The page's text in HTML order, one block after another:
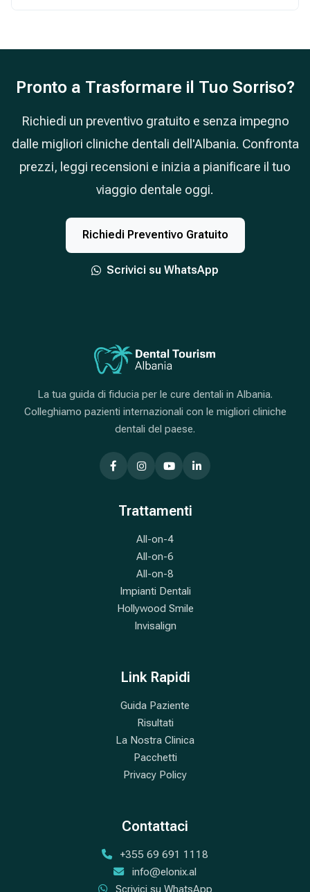
Pronto a Trasformare il Tuo Sorriso?
Richiedi un preventivo gratuito e senza impegno
dalle migliori cliniche dentali dell'Albania. Confronta
prezzi, leggi recensioni e inizia a pianificare il tuo
viaggio dentale oggi.
Richiedi Preventivo Gratuito
Scrivici su WhatsApp
La tua guida di fiducia per le cure dentali in Albania.
Colleghiamo pazienti internazionali con le migliori cliniche
dentali del paese.
Trattamenti
All-on-4
All-on-6
All-on-8
Impianti Dentali
Hollywood Smile
Invisalign
Link Rapidi
Guida Paziente
Risultati
La Nostra Clinica
Pacchetti
Privacy Policy
Contattaci
+355 69 691 1118
info@elonix.al